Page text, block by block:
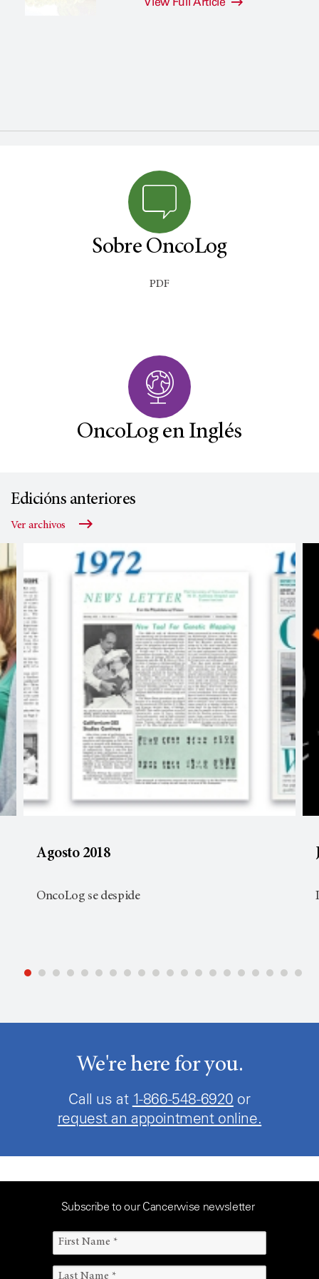
Sobre OncoLog
PDF
OncoLog en Inglés
Edicións anteriores
Ver archivos
Agosto 2018
OncoLog se despide
We're here for you.
Call us at 1-866-548-6920 or
request an appointment online.
Subscribe to our Cancerwise newsletter